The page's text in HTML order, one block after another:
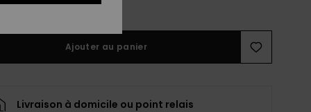
le Guide des tailles
Ajouter au panier
Livraison à domicile ou point relais